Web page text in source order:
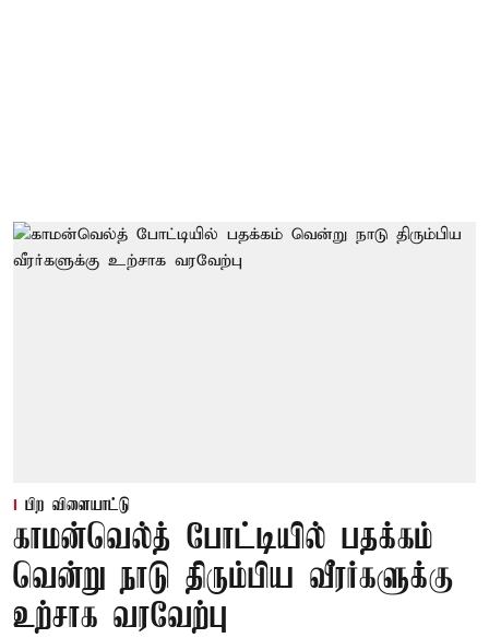
பிற விளையாட்டு
காமன்வெல்த் போட்டியில் பதக்கம்
வென்று நாடு திரும்பிய வீரர்களுக்கு
உற்சாக வரவேற்பு